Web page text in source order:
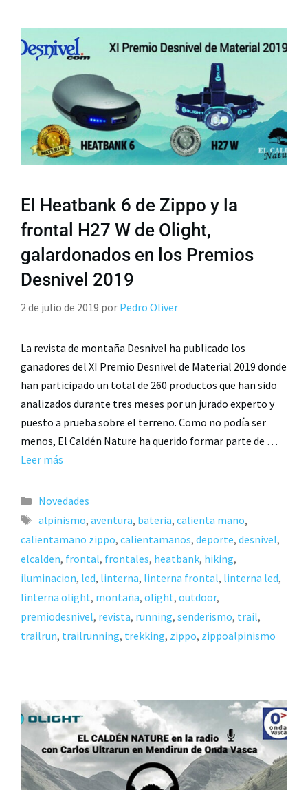
El Heatbank 6 de Zippo y la
frontal H27 W de Olight,
galardonados en los Premios
Desnivel 2019
2 de julio de 2019 por Pedro Oliver
La revista de montaña Desnivel ha publicado los
ganadores del XI Premio Desnivel de Material 2019 donde
han participado un total de 260 productos que han sido
analizados durante tres meses por un jurado experto y
puesto a prueba sobre el terreno. Como no podía ser
menos, El Caldén Nature ha querido formar parte de …
Leer más
Novedades
alpinismo, aventura, bateria, calienta mano,
calientamano zippo, calientamanos, deporte, desnivel,
elcalden, frontal, frontales, heatbank, hiking,
iluminacion, led, linterna, linterna frontal, linterna led,
linterna olight, montaña, olight, outdoor,
premiodesnivel, revista, running, senderismo, trail,
trailrun, trailrunning, trekking, zippo, zippoalpinismo